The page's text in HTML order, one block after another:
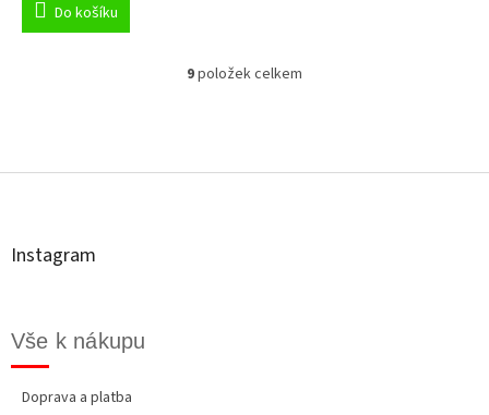
Do košíku
O
d
9položek celkem
á
Instagram
Vše k nákupu
Doprava a platba